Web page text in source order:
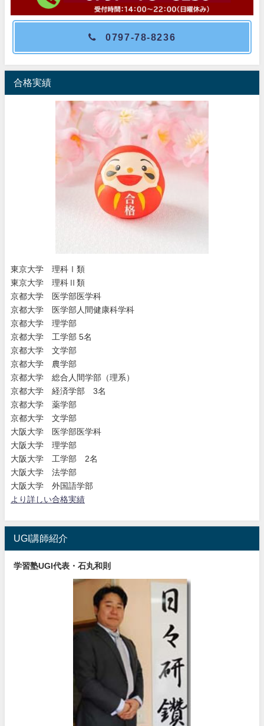
0797-78-8236
合格実績
東京大学 理科Ⅰ類
東京大学 理科Ⅱ類
京都大学 医学部医学科
京都大学 医学部人間健康科学科
京都大学 理学部
京都大学 工学部 5名
京都大学 文学部
京都大学 農学部
京都大学 総合人間学部（理系）
京都大学 経済学部 3名
京都大学 薬学部
京都大学 文学部
大阪大学 医学部医学科
大阪大学 理学部
大阪大学 工学部 2名
大阪大学 法学部
大阪大学 外国語学部
より詳しい合格実績
UGI講師紹介
学習塾UGI代表・石丸和則